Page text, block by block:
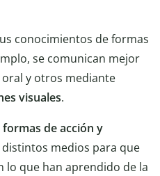
conocimientos de formas
se comunican mejor
y otros mediante
visuales.
de acción y
medios para que
lo que han aprendido de la